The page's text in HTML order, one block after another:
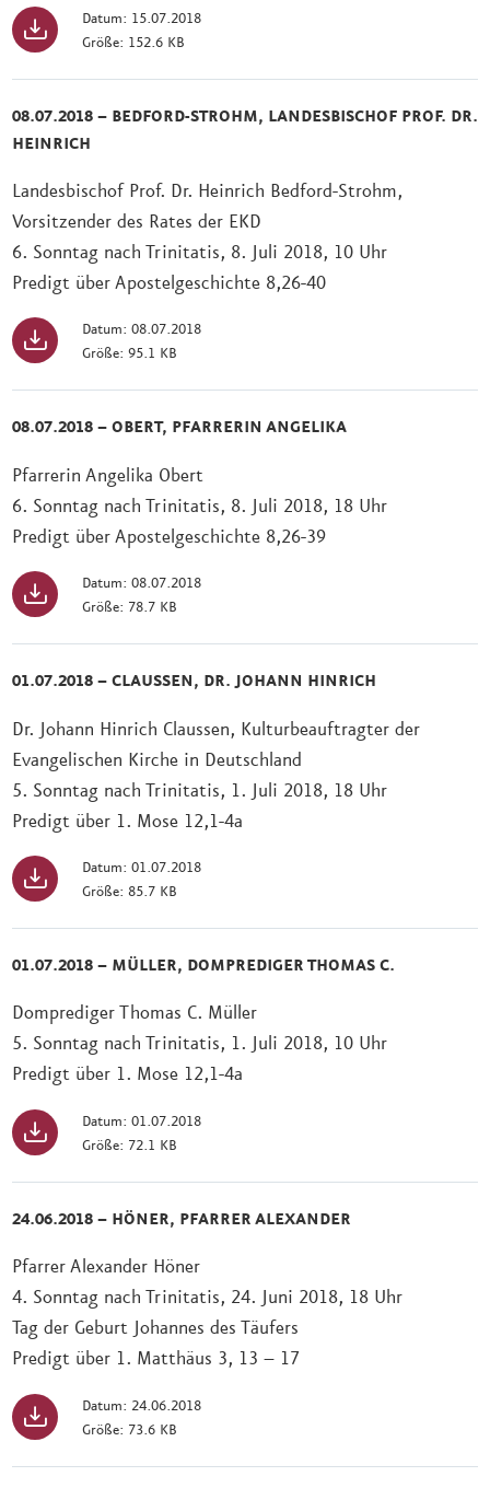
Datum: 15.07.2018
Größe: 152.6 KB
08.07.2018 – BEDFORD-STROHM, LANDESBISCHOF PROF. DR.
HEINRICH
Landesbischof Prof. Dr. Heinrich Bedford-Strohm,
Vorsitzender des Rates der EKD
6. Sonntag nach Trinitatis, 8. Juli 2018, 10 Uhr
Predigt über Apostelgeschichte 8,26-40
Datum: 08.07.2018
Größe: 95.1 KB
08.07.2018 – OBERT, PFARRERIN ANGELIKA
Pfarrerin Angelika Obert
6. Sonntag nach Trinitatis, 8. Juli 2018, 18 Uhr
Predigt über Apostelgeschichte 8,26-39
Datum: 08.07.2018
Größe: 78.7 KB
01.07.2018 – CLAUSSEN, DR. JOHANN HINRICH
Dr. Johann Hinrich Claussen, Kulturbeauftragter der
Evangelischen Kirche in Deutschland
5. Sonntag nach Trinitatis, 1. Juli 2018, 18 Uhr
Predigt über 1. Mose 12,1-4a
Datum: 01.07.2018
Größe: 85.7 KB
01.07.2018 – MÜLLER, DOMPREDIGER THOMAS C.
Domprediger Thomas C. Müller
5. Sonntag nach Trinitatis, 1. Juli 2018, 10 Uhr
Predigt über 1. Mose 12,1-4a
Datum: 01.07.2018
Größe: 72.1 KB
24.06.2018 – HÖNER, PFARRER ALEXANDER
Pfarrer Alexander Höner
4. Sonntag nach Trinitatis, 24. Juni 2018, 18 Uhr
Tag der Geburt Johannes des Täufers
Predigt über 1. Matthäus 3, 13 – 17
Datum: 24.06.2018
Größe: 73.6 KB